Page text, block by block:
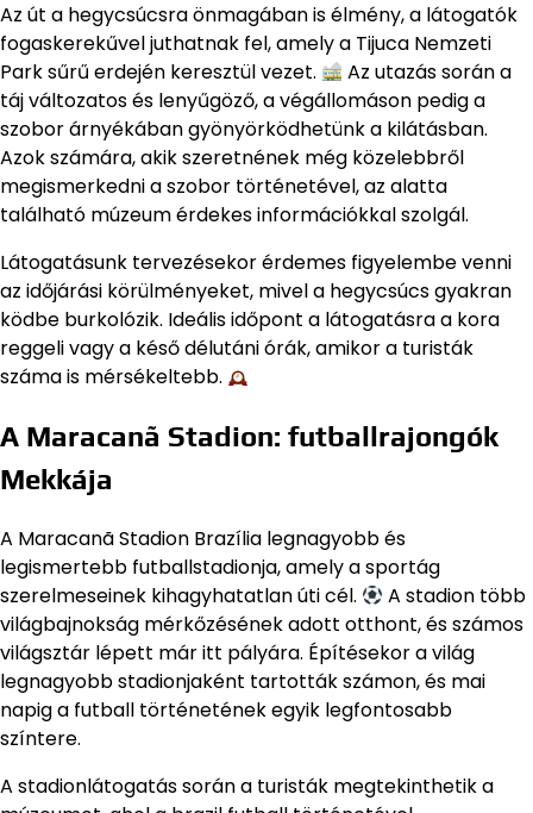
Az út a hegycsúcsra önmagában is élmény, a látogatók
fogaskerekűvel juthatnak fel, amely a Tijuca Nemzeti
Park sűrű erdején keresztül vezet.
Az utazás során a
táj változatos és lenyűgöző, a végállomáson pedig a
szobor árnyékában gyönyörködhetünk a kilátásban.
Azok számára, akik szeretnének még közelebbről
megismerkedni a szobor történetével, az alatta
található múzeum érdekes információkkal szolgál.
Látogatásunk tervezésekor érdemes figyelembe venni
az időjárási körülményeket, mivel a hegycsúcs gyakran
ködbe burkolózik. Ideális időpont a látogatásra a kora
reggeli vagy a késő délutáni órák, amikor a turisták
száma is mérsékeltebb.
A Maracanã Stadion: futballrajongók
Mekkája
A Maracanã Stadion Brazília legnagyobb és
legismertebb futballstadionja, amely a sportág
szerelmeseinek kihagyhatatlan úti cél.
A stadion több
világbajnokság mérkőzésének adott otthont, és számos
világsztár lépett már itt pályára. Építésekor a világ
legnagyobb stadionjaként tartották számon, és mai
napig a futball történetének egyik legfontosabb
színtere.
A stadionlátogatás során a turisták megtekinthetik a